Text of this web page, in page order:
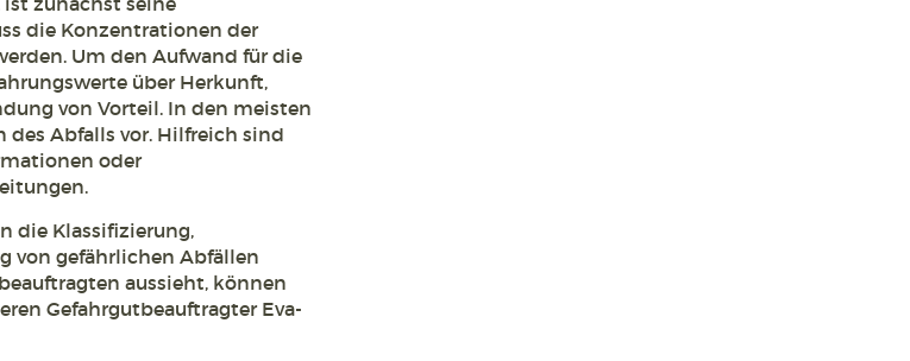
die Konzentrationen der
Um den Aufwand für die
über Herkunft,
von Vorteil. In den meisten
Abfalls vor. Hilfreich sind
oder
die Klassifizierung,
von gefährlichen Abfällen
aussieht, können
Gefahrgutbeauftragter Eva-